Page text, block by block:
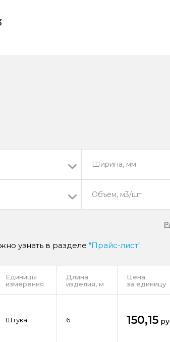
Ширина, мм
Объем, м3/шт
узнать в разделе "Прайс-лист".
Единицы
измерения
Длина
изделия, м
Цена
за единицу
Штука 6 150,15